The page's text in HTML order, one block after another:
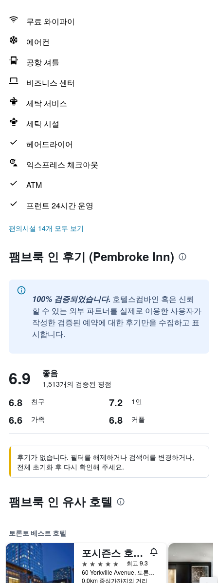
무료 와이파이
에어컨
공항 셔틀
비즈니스 센터
세탁 서비스
세탁 시설
헤어드라이어
익스프레스 체크아웃
ATM
프런트 24시간 운영
편의시설 14개 모두 보기
팸브룩 인 후기 (Pembroke Inn)
100% 검증되었습니다. 호텔스컴바인 혹은 신뢰
할 수 있는 외부 파트너를 실제로 이용한 사용자가
작성한 검증된 예약에 대한 후기만을 수집하고 표
시합니다.
6.9 좋음
1,513개의 검증된 평점
6.8 친구 7.2 1인
6.6 가족 6.8 커플
후기가 없습니다. 필터를 해제하거나 검색어를 변경하거나,
전체 초기화 후 다시 확인해 주세요.
팸브룩 인 유사 호텔
토론토 베스트 호텔
포시즌스 호텔 토론토
5성급
최고 9.3
60 Yorkville Avenue, 토론토, ON, 캐나다
0.0km 중심가까지의 거리